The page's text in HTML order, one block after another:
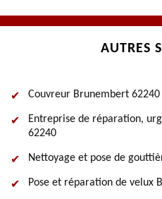
AUTRES
Couvreur Brunembert 62240
Entreprise de réparation,
62240
Nettoyage et pose de
Pose et réparation de velux